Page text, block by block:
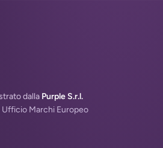
dalla Purple S.r.l.
Ufficio Marchi Europeo